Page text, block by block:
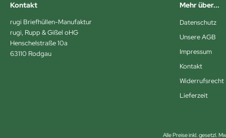
Kontakt
rugi Briefhüllen-Manufaktur
rugi, Rupp & Gißel oHG
Henschelstraße 10a
63110 Rodgau
Mehr über...
Datenschutz
Unsere AGB
Impressum
Kontakt
Widerrufsrecht
Lieferzeit
Alle Preise inkl. gesetzl.